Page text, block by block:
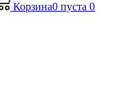
Корзина0 пуста 0